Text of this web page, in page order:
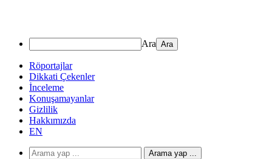
Ara
Röportajlar
Dikkati Çekenler
İnceleme
Konuşamayanlar
Gizlilik
Hakkımızda
EN
Arama yap ...